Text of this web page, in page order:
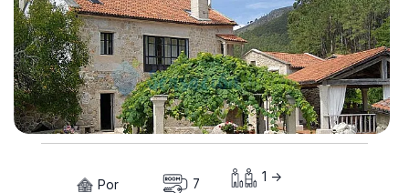
Por
7
1 ->